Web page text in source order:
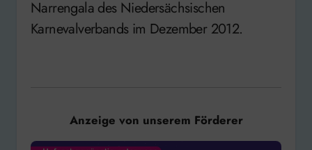
Narrengala des Niedersächsischen
Karnevalverbands im Dezember 2012.
Anzeige von unserem Förderer